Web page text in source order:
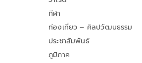
กีฬา
ท่องเที่ยว – ศิลปวัฒนธรรม
ประชาสัมพันธ์
ภูมิภาค